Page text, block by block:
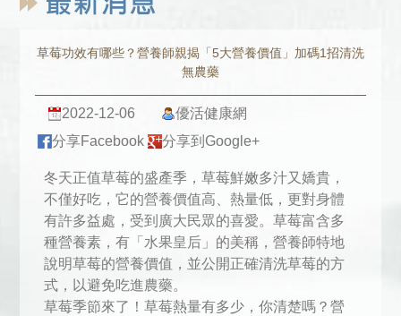
草莓功效有哪些？營養師親揭「5大營養價值」加碼1招清洗
無農藥
2022-12-06
優活健康網
分享Facebook
分享到Google+
冬天正值草莓的盛產季，草莓鮮嫩多汁又嬌貴，
不僅好吃，它的營養價值高、熱量低，更對身體
有許多益處，受到廣大民眾的喜愛。草莓富含多
種營養素，有「水果皇后」的美稱，營養師特地
說明草莓的營養價值，並公開正確清洗草莓的方
式，以避免吃進農藥。
草莓季節來了！草莓熱量有多少，你清楚嗎？營